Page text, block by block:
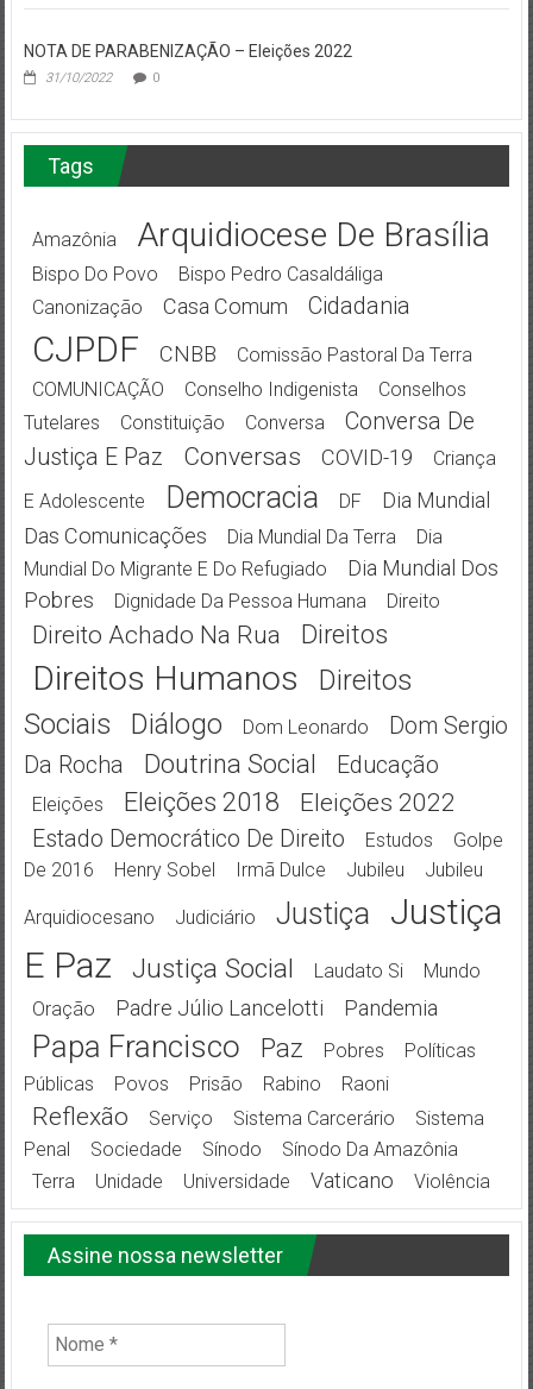
NOTA DE PARABENIZAÇÃO – Eleições 2022
31/10/2022 0
Tags
Amazônia Arquidiocese De Brasília
Bispo Do Povo
Bispo Pedro Casaldáliga
Canonização
Casa Comum Cidadania
CJPDF CNBB
Comissão Pastoral Da Terra
COMUNICAÇÃO
Conselho Indigenista
Conselhos
Tutelares
Constituição Conversa
Conversa De
Justiça E Paz
Conversas COVID-19
Criança
E Adolescente
Democracia DF
Dia Mundial
Das Comunicações
Dia Mundial Da Terra
Dia
Mundial Do Migrante E Do Refugiado
Dia Mundial Dos
Pobres
Dignidade Da Pessoa Humana Direito
Direito Achado Na Rua Direitos
Direitos Humanos
Direitos
Sociais
Diálogo Dom Leonardo
Dom Sergio
Da Rocha
Doutrina Social Educação
Eleições Eleições 2018 Eleições 2022
Estado Democrático De Direito Estudos
Golpe
De 2016
Henry Sobel Irmã Dulce Jubileu Jubileu
Arquidiocesano Judiciário Justiça
Justiça
E Paz
Justiça Social Laudato Si
Mundo
Oração
Padre Júlio Lancelotti Pandemia
Papa Francisco Paz Pobres
Políticas
Públicas
Povos Prisão Rabino Raoni
Reflexão Serviço Sistema Carcerário
Sistema
Penal
Sociedade Sínodo
Sínodo Da Amazônia
Terra
Unidade Universidade Vaticano Violência
Assine nossa newsletter